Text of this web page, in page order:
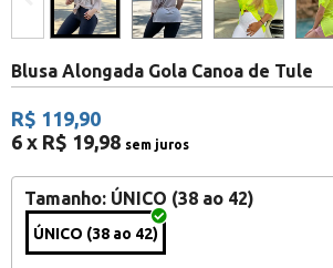
Blusa Alongada Gola Canoa de Tule
R$ 119,90
6 x R$ 19,98 sem juros
Tamanho: ÚNICO (38 ao 42)
ÚNICO (38 ao 42)